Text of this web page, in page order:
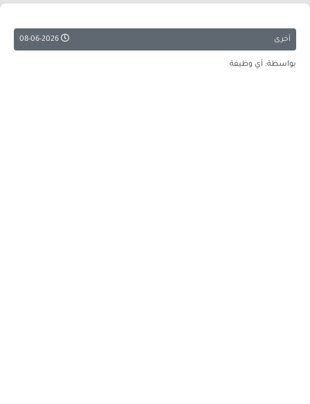
أخرى
بواسطة: أي وظيفة